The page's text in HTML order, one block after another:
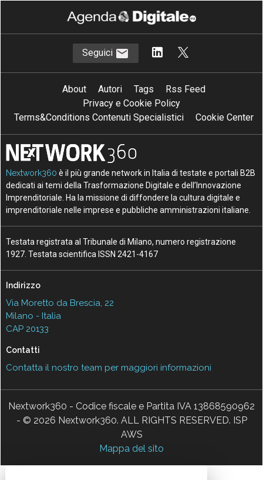
Seguici
About Autori Tags
Rss Feed
Privacy e Cookie Policy
Terms&Conditions Contenuti Specialistici
Cookie Center
Nextwork360 è il più grande network in Italia di testate e portali B2B
dedicati ai temi della Trasformazione Digitale e dell’Innovazione
Imprenditoriale. Ha la missione di diffondere la cultura digitale e
imprenditoriale nelle imprese e pubbliche amministrazioni italiane.
Testata registrata al Tribunale di Milano, numero registrazione
1927. Testata scientifica ISSN 2421-4167
Indirizzo
Via Moretto da Brescia, 22
Milano - Italia
CAP 20133
Contatti
Contatta il nostro team per maggiori informazioni
Nextwork360 - Codice fiscale e Partita IVA 13868590962
- © 2026 Nextwork360. ALL RIGHTS RESERVED. ISP
AWS
Mappa del sito